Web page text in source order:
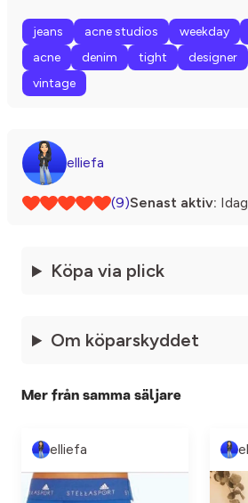
jeans acne studios weekday
acne
denim tight designer
vintage
elliefa
(9)Senast aktiv: Idag
Köpa via plick
Om köparskyddet
Mer från samma säljare
elliefa